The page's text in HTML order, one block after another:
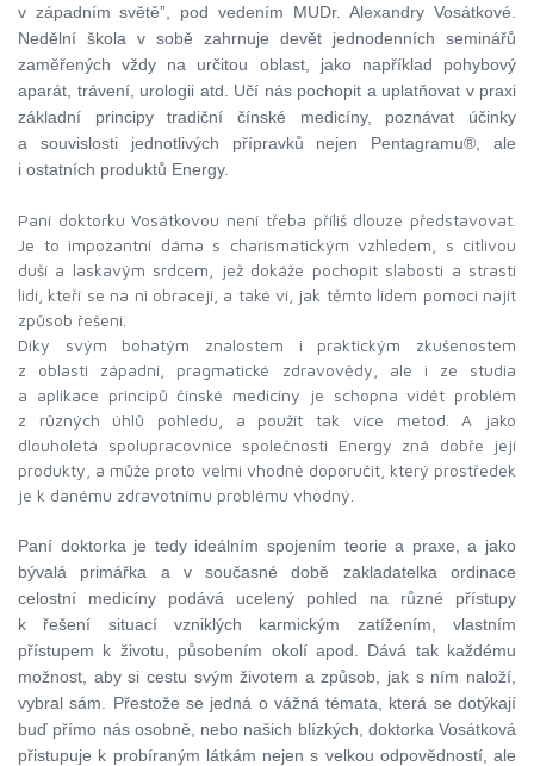
v západním světě”, pod vedením MUDr. Alexandry Vosátkové.
Nedělní škola v sobě zahrnuje devět jednodenních seminářů
zaměřených vždy na určitou oblast, jako například pohybový
aparát, trávení, urologii atd. Učí nás pochopit a uplatňovat v praxi
základní principy tradiční čínské medicíny, poznávat účinky
a souvislosti jednotlivých přípravků nejen Pentagramu®, ale
i ostatních produktů Energy.
Paní doktorku Vosátkovou není třeba příliš dlouze představovat.
Je to impozantní dáma s charismatickým vzhledem, s citlivou
duší a laskavým srdcem, jež dokáže pochopit slabosti a strasti
lidí, kteří se na ni obracejí, a také ví, jak těmto lidem pomoci najít
způsob řešení.
Díky svým bohatým znalostem i praktickým zkušenostem
z oblasti západní, pragmatické zdravovědy, ale i ze studia
a aplikace principů čínské medicíny je schopna vidět problém
z různých úhlů pohledu, a použít tak více metod. A jako
dlouholetá spolupracovnice společnosti Energy zná dobře její
produkty, a může proto velmi vhodně doporučit, který prostředek
je k danému zdravotnímu problému vhodný.
Paní doktorka je tedy ideálním spojením teorie a praxe, a jako
bývalá primářka a v současné době zakladatelka ordinace
celostní medicíny podává ucelený pohled na různé přístupy
k řešení situací vzniklých karmickým zatížením, vlastním
přístupem k životu, působením okolí apod. Dává tak každému
možnost, aby si cestu svým životem a způsob, jak s ním naloží,
vybral sám. Přestože se jedná o vážná témata, která se dotýkají
buď přímo nás osobně, nebo našich blízkých, doktorka Vosátková
přistupuje k probíraným látkám nejen s velkou odpovědností, ale